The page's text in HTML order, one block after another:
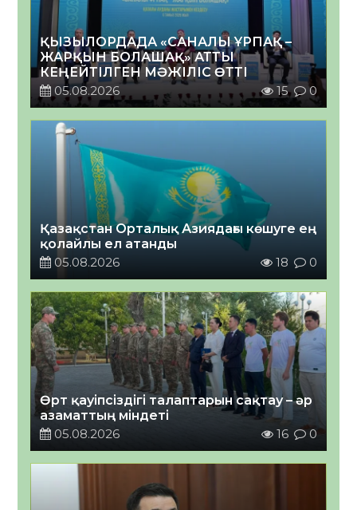
ҚЫЗЫЛОРДАДА «САНАЛЫ ҰРПАҚ –
ЖАРҚЫН БОЛАШАҚ» АТТЫ
КЕҢЕЙТІЛГЕН МӘЖІЛІС ӨТТІ
05.08.2026
15 0
Қазақстан Орталық Азиядағы көшуге ең
қолайлы ел атанды
05.08.2026
18 0
Өрт қауіпсіздігі талаптарын сақтау – әр
азаматтың міндеті
05.08.2026
16 0